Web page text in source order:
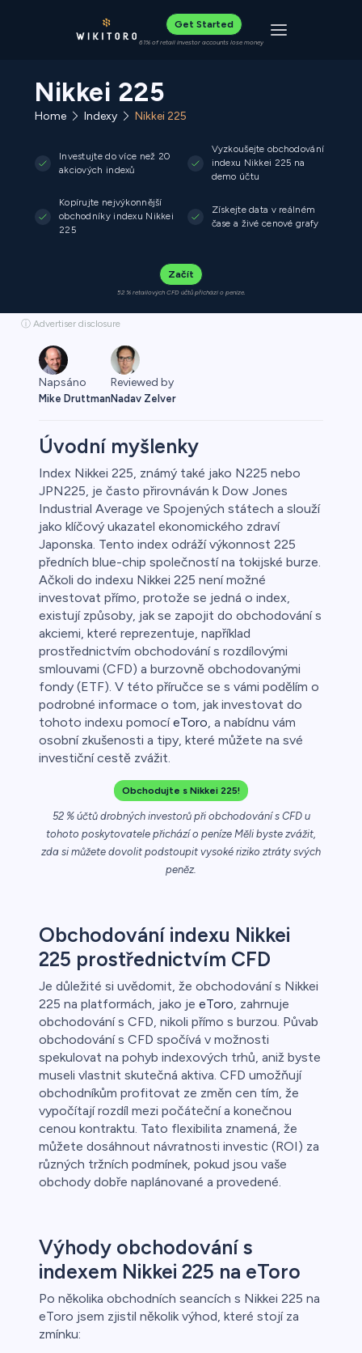
Get Started
61% of retail investor accounts lose money Toggle
Nikkei 225
Home Indexy Nikkei 225
Investujte do více než 20
akciových indexů
Vyzkoušejte obchodování
indexu Nikkei 225 na
demo účtu
Kopírujte nejvýkonnější
obchodníky indexu Nikkei
225
Získejte data v reálném
čase a živé cenové grafy
Začít
52 % retailových CFD účtů přichází o peníze.
ⓘ Advertiser disclosure
Napsáno
Mike Druttman
Reviewed by
Nadav Zelver
Úvodní myšlenky
Index Nikkei 225, známý také jako N225 nebo
JPN225, je často přirovnáván k Dow Jones
Industrial Average ve Spojených státech a slouží
jako klíčový ukazatel ekonomického zdraví
Japonska. Tento index odráží výkonnost 225
předních blue-chip společností na tokijské burze.
Ačkoli do indexu Nikkei 225 není možné
investovat přímo, protože se jedná o index,
existují způsoby, jak se zapojit do obchodování s
akciemi, které reprezentuje, například
prostřednictvím obchodování s rozdílovými
smlouvami (CFD) a burzovně obchodovanými
fondy (ETF). V této příručce se s vámi podělím o
podrobné informace o tom, jak investovat do
tohoto indexu pomocíeToro, a nabídnu vám
osobní zkušenosti a tipy, které můžete na své
investiční cestě zvážit.
Obchodujte s Nikkei 225!
52 % účtů drobných investorů při obchodování s CFD u
tohoto poskytovatele přichází o peníze Měli byste zvážit,
zda si můžete dovolit podstoupit vysoké riziko ztráty svých
peněz.
Obchodování indexu Nikkei
225 prostřednictvím CFD
Je důležité si uvědomit, že obchodování s Nikkei
225 na platformách, jako je eToro, zahrnuje
obchodování s CFD, nikoli přímo s burzou. Půvab
obchodování s CFD spočívá v možnosti
spekulovat na pohyb indexových trhů, aniž byste
museli vlastnit skutečná aktiva. CFD umožňují
obchodníkům profitovat ze změn cen tím, že
vypočítají rozdíl mezi počáteční a konečnou
cenou kontraktu. Tato flexibilita znamená, že
můžete dosáhnout návratnosti investic (ROI) za
různých tržních podmínek, pokud jsou vaše
obchody dobře naplánované a provedené.
Výhody obchodování s
indexem Nikkei 225 na eToro
Po několika obchodních seancích s Nikkei 225 na
eToro jsem zjistil několik výhod, které stojí za
zmínku:
Forex